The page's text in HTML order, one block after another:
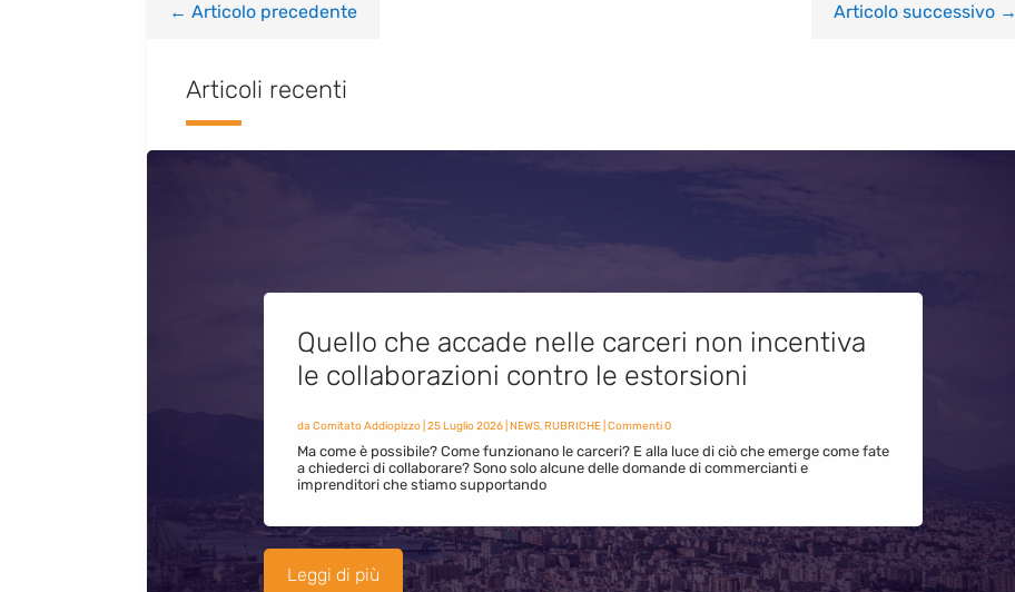
← Articolo precedente Articolo successivo→
Articoli recenti
Quello che accade nelle carceri non incentiva
le collaborazioni contro le estorsioni
da Comitato Addiopizzo| 25 Luglio 2026| NEWS,RUBRICHE| Commenti 0
Ma come è possibile? Come funzionano le carceri? E alla luce di ciò che emerge come fate
a chiederci di collaborare? Sono solo alcune delle domande di commercianti e
imprenditori che stiamo supportando
Leggi di più